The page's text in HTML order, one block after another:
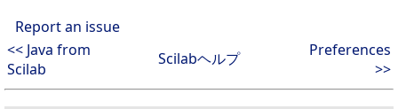
Report an issue
<< Java from
Scilab
Scilabヘルプ
Preferences
>>